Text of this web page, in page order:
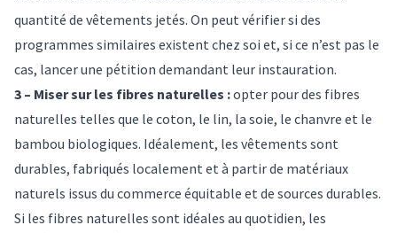
quantité de vêtements jetés. On peut vérifier si des
programmes similaires existent chez soi et, si ce n’est pas le
cas, lancer une pétition demandant leur instauration.
3 – Miser sur les fibres naturelles :opter pour des fibres
naturelles telles que le coton, le lin, la soie, le chanvre et le
bambou biologiques. Idéalement, les vêtements sont
durables, fabriqués localement et à partir de matériaux
naturels issus du commerce équitable et de sources durables.
Si les fibres naturelles sont idéales au quotidien, les